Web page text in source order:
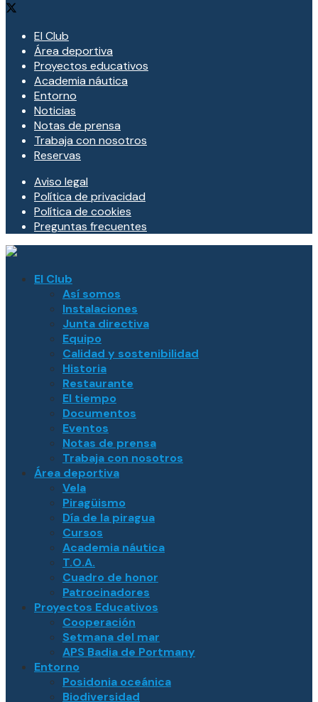
El Club
Área deportiva
Proyectos educativos
Academia náutica
Entorno
Noticias
Notas de prensa
Trabaja con nosotros
Reservas
Aviso legal
Política de privacidad
Política de cookies
Preguntas frecuentes
El Club
Así somos
Instalaciones
Junta directiva
Equipo
Calidad y sostenibilidad
Historia
Restaurante
El tiempo
Documentos
Eventos
Notas de prensa
Trabaja con nosotros
Área deportiva
Vela
Piragüismo
Día de la piragua
Cursos
Academia náutica
T.O.A.
Cuadro de honor
Patrocinadores
Proyectos Educativos
Cooperación
Setmana del mar
APS Badia de Portmany
Entorno
Posidonia oceánica
Biodiversidad